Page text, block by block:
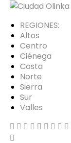
REGIONES:
Altos
Centro
Ciénega
Costa
Norte
Sierra
Sur
Valles